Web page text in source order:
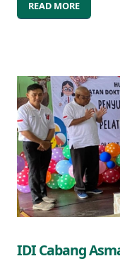
READ MORE
IDI Cabang